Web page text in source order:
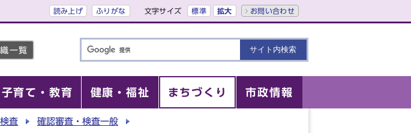
読み上げ ふりがな 文字サイズ 標準 拡大 お問い合わせ
一覧
子育て・教育 健康・福祉 まちづくり 市政情報
査
確認審査・検査一般